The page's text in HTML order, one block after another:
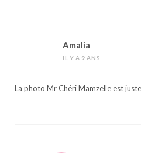
Amalia
IL Y A 9 ANS
La photo Mr Chéri Mamzelle est